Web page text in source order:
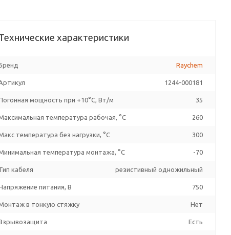
характеристики
Raychem
1244-000181
мощность при +10°С, Вт/м 35
температура рабочая, °C 260
температура без нагрузки, °C 300
температура монтажа, °C -70
кабеля резистивный одножильный
питания, В 750
в тонкую стяжку Нет
Есть